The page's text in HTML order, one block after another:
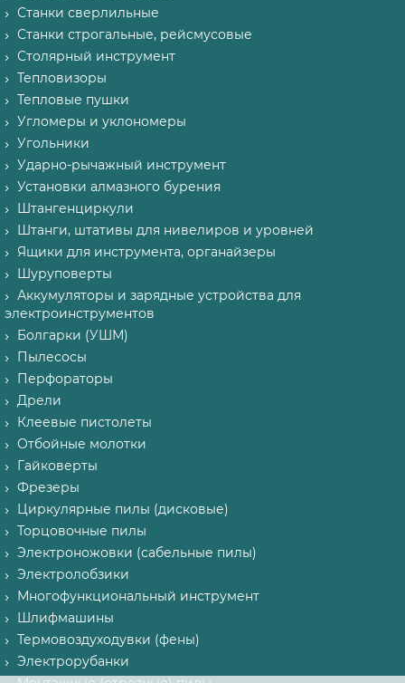
Станки сверлильные
Станки строгальные, рейсмусовые
Столярный инструмент
Тепловизоры
Тепловые пушки
Угломеры и уклономеры
Угольники
Ударно-рычажный инструмент
Установки алмазного бурения
Штангенциркули
Штанги, штативы для нивелиров и уровней
Ящики для инструмента, органайзеры
Шуруповерты
Аккумуляторы и зарядные устройства для
электроинструментов
Болгарки (УШМ)
Пылесосы
Перфораторы
Дрели
Клеевые пистолеты
Отбойные молотки
Гайковерты
Фрезеры
Циркулярные пилы (дисковые)
Торцовочные пилы
Электроножовки (сабельные пилы)
Электролобзики
Многофункциональный инструмент
Шлифмашины
Термовоздуходувки (фены)
Электрорубанки